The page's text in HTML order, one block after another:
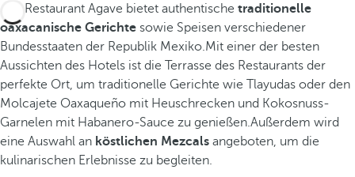
Das Restaurant Agave bietet authentische traditionelle
oaxacanische Gerichte sowie Speisen verschiedener
Bundesstaaten der Republik Mexiko.Mit einer der besten
Aussichten des Hotels ist die Terrasse des Restaurants der
perfekte Ort, um traditionelle Gerichte wie Tlayudas oder den
Molcajete Oaxaqueño mit Heuschrecken und Kokosnuss-
Garnelen mit Habanero-Sauce zu genießen.Außerdem wird
eine Auswahl an köstlichen Mezcals angeboten, um die
kulinarischen Erlebnisse zu begleiten.